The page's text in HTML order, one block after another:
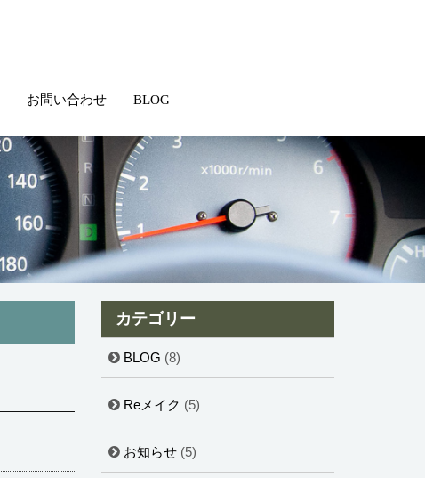
お問い合わせ BLOG
カテゴリー
BLOG (8)
Reメイク (5)
お知らせ(5)